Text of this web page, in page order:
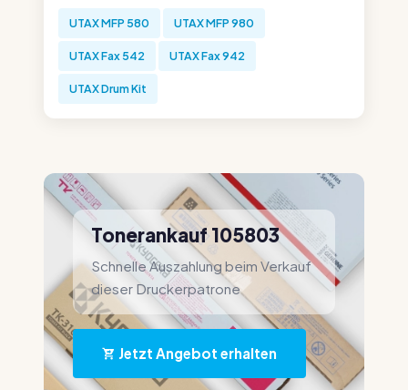
UTAX MFP 580 UTAX MFP 980
UTAX Fax 542 UTAX Fax 942
UTAX Drum Kit
Tonerankauf 105803
Schnelle Auszahlung beim Verkauf
dieser Druckerpatrone
Jetzt Angebot erhalten